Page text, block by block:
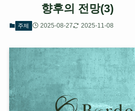
향후의 전망(3)
주제 2025-08-27 2025-11-08